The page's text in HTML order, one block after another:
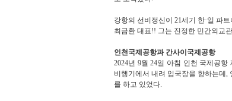
강항의 선비정신이 21세기 한·일 파
최금환 대표!! 그는 진정한 민간외교
인천국제공항과 간사이국제공항
2024년 9월24일 아침 인천 국제공항
비행기에서 내려 입국장을 향하는데,
를 하고 있었다.